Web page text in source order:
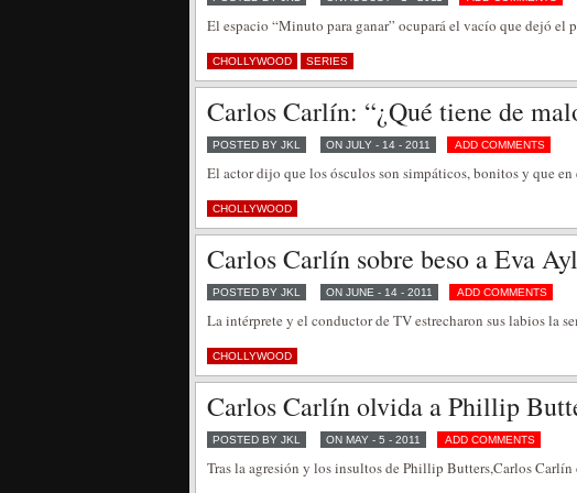
El espacio “Minuto para ganar” ocupará el vacío que dejó
CHOLLYWOOD SERIES
Carlos Carlín: “¿Qué tiene de
POSTED BY JKL ON JULY - 14 - 2011 ADD COMMENTS
El actor dijo que los ósculos son simpáticos, bonitos y que
CHOLLYWOOD
Carlos Carlín sobre beso a Eva
POSTED BY JKL ON JUNE - 14 - 2011 ADD COMMENTS
La intérprete y el conductor de TV estrecharon sus labios la
CHOLLYWOOD
Carlos Carlín olvida a Phillip
POSTED BY JKL ON MAY - 5 - 2011 ADD COMMENTS
Tras la agresión y los insultos de Phillip Butters,Carlos